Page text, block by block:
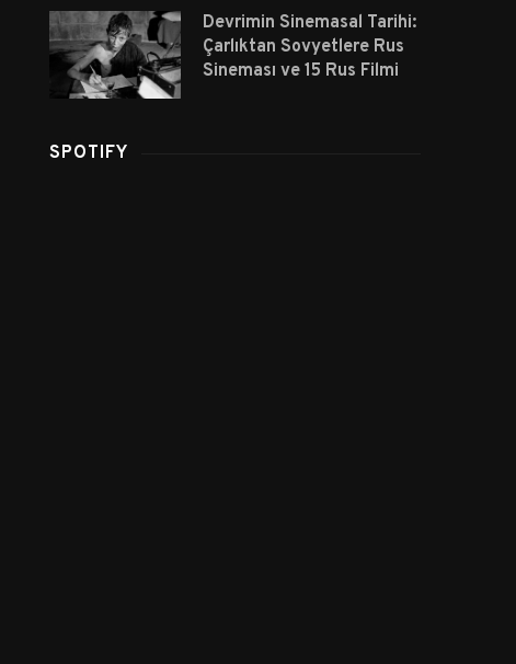
Devrimin Sinemasal Tarihi:
Çarlıktan Sovyetlere Rus
Sineması ve 15 Rus Filmi
SPOTIFY